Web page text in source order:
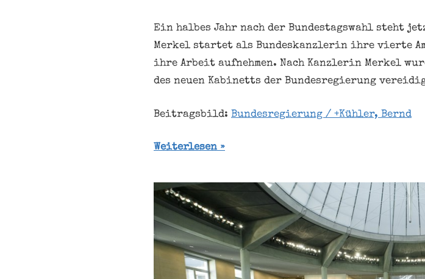
Ein halbes Jahr nach der Bundestagswahl steht
Merkel startet als Bundeskanzlerin ihre vierte
ihre Arbeit aufnehmen. Nach Kanzlerin Merkel
des neuen Kabinetts der Bundesregierung
Beitragsbild: Bundesregierung / +Kühler, Bernd
Weiterlesen